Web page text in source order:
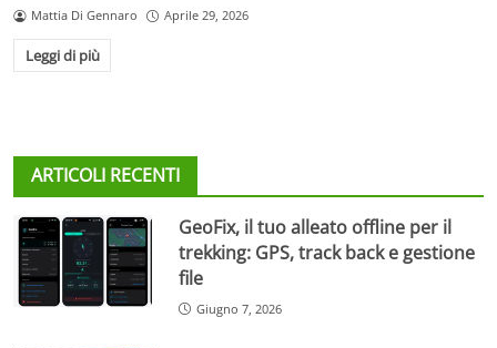
Mattia Di Gennaro Aprile 29, 2026
Leggi di più
ARTICOLI RECENTI
GeoFix, il tuo alleato offline per il
trekking: GPS, track back e gestione
file
Giugno 7, 2026